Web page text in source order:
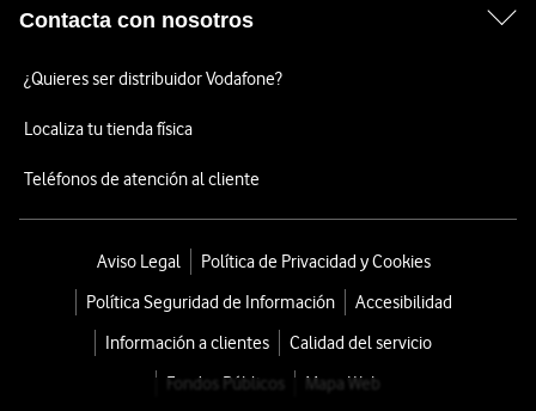
Contacta con nosotros
¿Quieres ser distribuidor Vodafone?
Localiza tu tienda física
Teléfonos de atención al cliente
Aviso Legal
Política de Privacidad y Cookies
Política Seguridad de Información
Accesibilidad
Información a clientes
Calidad del servicio
Fondos Públicos
Mapa Web